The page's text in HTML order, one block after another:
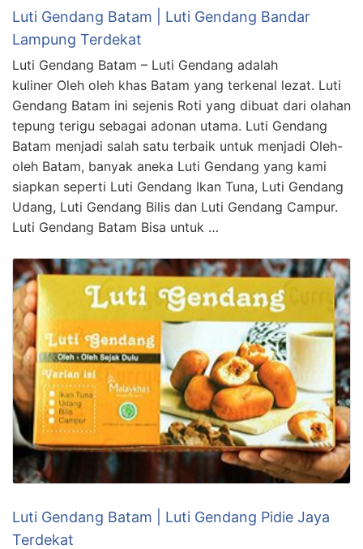
Luti Gendang Batam | Luti Gendang Bandar
Lampung Terdekat
Luti Gendang Batam – Luti Gendang adalah
kuliner Oleh oleh khas Batam yang terkenal lezat. Luti
Gendang Batam ini sejenis Roti yang dibuat dari olahan
tepung terigu sebagai adonan utama. Luti Gendang
Batam menjadi salah satu terbaik untuk menjadi Oleh-
oleh Batam, banyak aneka Luti Gendang yang kami
siapkan seperti Luti Gendang Ikan Tuna, Luti Gendang
Udang, Luti Gendang Bilis dan Luti Gendang Campur.
Luti Gendang Batam Bisa untuk …
Luti Gendang Batam | Luti Gendang Pidie Jaya
Terdekat